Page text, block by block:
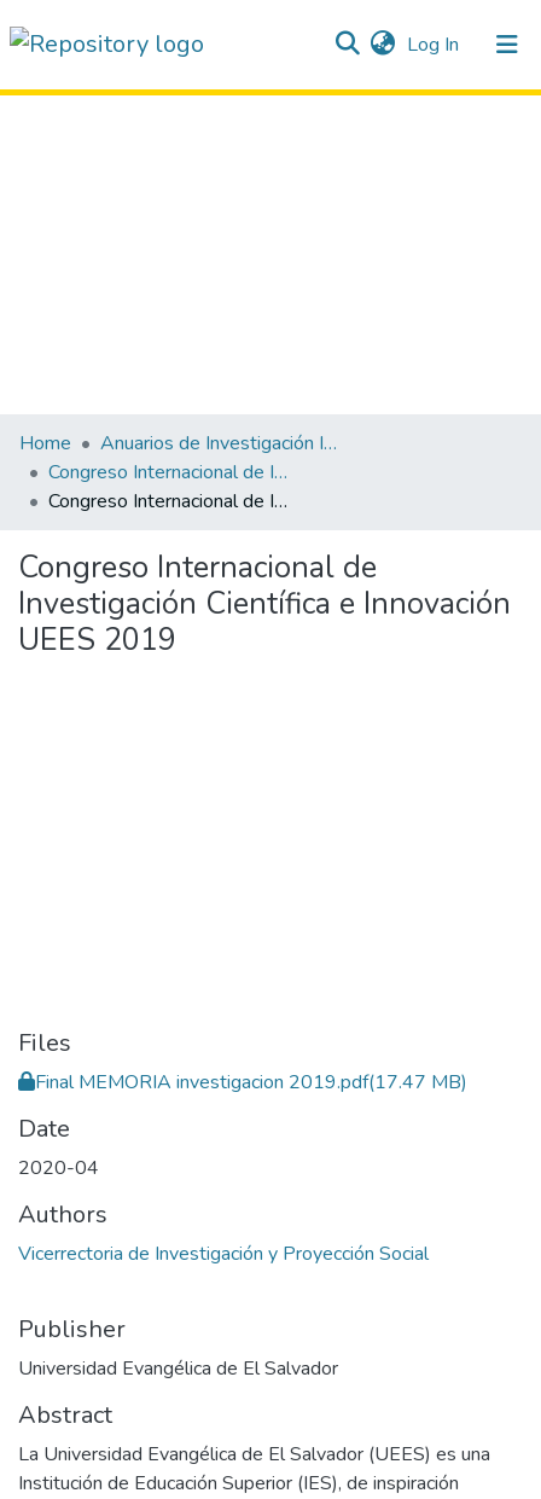
Log In (current)
Home
Anuarios de Investigación Institucional
Congreso Internacional de Investigación Científica e Innovación UEES 2019
Congreso Internacional de Investigación Científica e Innovación UEES 2019
Congreso Internacional de
Investigación Científica e Innovación
UEES 2019
Files
Final MEMORIA investigacion 2019.pdf(17.47 MB)
Date
2020-04
Authors
Vicerrectoria de Investigación y Proyección Social
Publisher
Universidad Evangélica de El Salvador
Abstract
La Universidad Evangélica de El Salvador (UEES) es una
Institución de Educación Superior (IES), de inspiración